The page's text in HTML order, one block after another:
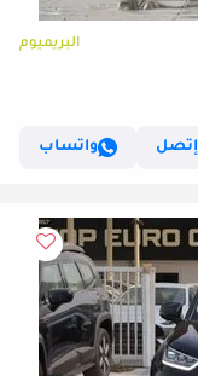
البريميوم
إتصل
واتساب